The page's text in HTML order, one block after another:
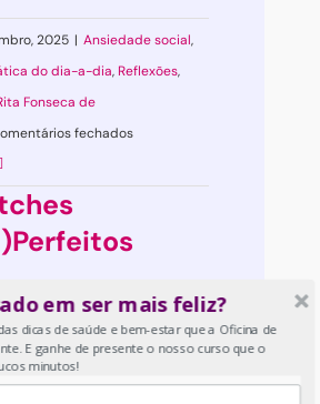
2025 | Ansiedade social,
do dia-a-dia, Reflexões,
Fonseca de
fechadosem
bem!
tempo uma
anunciou-me que,
de dois
em ser mais feliz?
dicas de saúde e bem-estar que a Oficina de
E ganhe de presente o nosso curso que o
minutos!